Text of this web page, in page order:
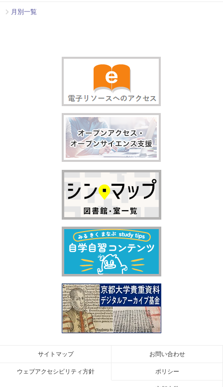
月別一覧
お問い合わせ
サイトマップ
ポリシー
ウェブアクセシビリティ方針